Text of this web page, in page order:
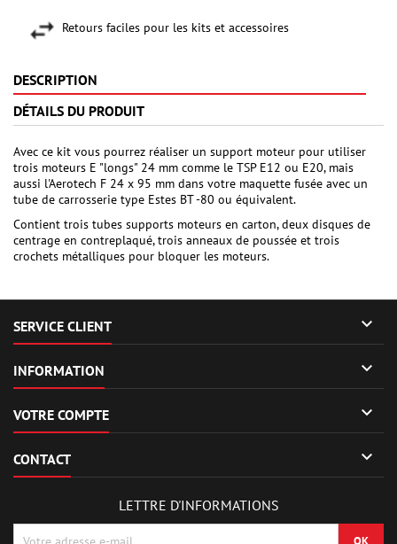
Retours faciles pour les kits et accessoires
DESCRIPTION
DÉTAILS DU PRODUIT
Avec ce kit vous pourrez réaliser un support moteur pour utiliser
trois moteurs E "longs" 24 mm comme le TSP E12 ou E20, mais
aussi l'Aerotech F 24 x 95 mm dans votre maquette fusée avec un
tube de carrosserie type Estes BT -80 ou équivalent.
Contient trois tubes supports moteurs en carton, deux disques de
centrage en contreplaqué, trois anneaux de poussée et trois
crochets métalliques pour bloquer les moteurs.
SERVICE CLIENT 
INFORMATION 
VOTRE COMPTE 
CONTACT 
LETTRE D'INFORMATIONS